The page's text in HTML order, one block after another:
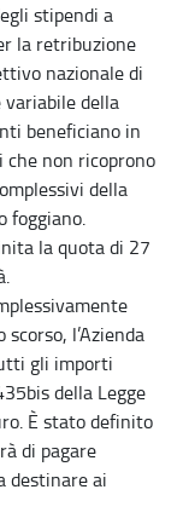
stipendi a
la retribuzione
nazionale di
della
beneficiano in
non ricoprono
della
foggiano.
la quota di 27
l’Azienda
gli importi
della Legge
È stato definito
di pagare
destinare ai